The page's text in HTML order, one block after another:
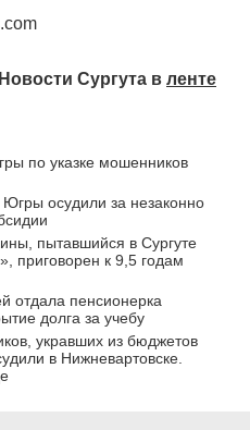
Сургута в ленте
по указке мошенников
осудили за незаконно
пытавшийся в Сургуте
приговорен к 9,5 годам
отдала пенсионерка
долга за учебу
укравших из бюджетов
в Нижневартовске.